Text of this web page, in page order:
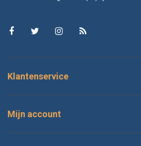
Klantenservice
Mijn account